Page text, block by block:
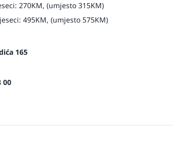
270KM, (umjesto 315KM)
495KM, (umjesto 575KM)
165
00